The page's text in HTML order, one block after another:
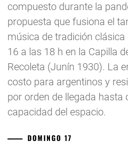
compuesto durante la
propuesta que fusiona el
música de tradición clásica
16 a las 18 h en la Capilla
Recoleta (Junín 1930). La
costo para argentinos y
por orden de llegada hasta
capacidad del espacio.
DOMINGO 17